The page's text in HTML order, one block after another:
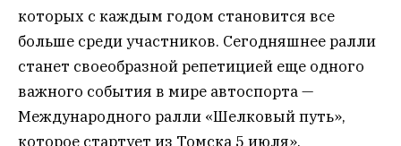
которых с каждым годом становится все
больше среди участников. Сегодняшнее ралли
станет своеобразной репетицией еще одного
важного события в мире автоспорта —
Международного ралли «Шелковый путь»,
которое стартует из Томска 5 июля».